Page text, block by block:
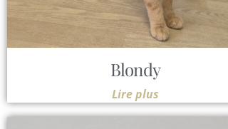
Blondy
Lire plus